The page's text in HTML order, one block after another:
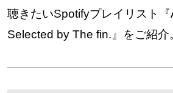
聴きたいSpotifyプレイリスト
Selected by The fin.』をご紹介